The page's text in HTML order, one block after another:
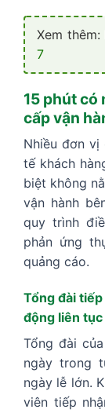
Xem thêm:
7
15 phút có
cấp vận
Nhiều đơn vị
tế khách
biệt không
vận hành
quy trình
phản ứng
quảng cáo.
Tổng đài
động liên
Tổng đài
ngày trong
ngày lễ lớn.
viên tiếp